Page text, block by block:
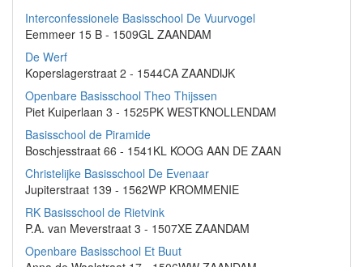
Interconfessionele Basisschool De Vuurvogel
Eemmeer 15 B - 1509GL ZAANDAM
De Werf
Koperslagerstraat 2 - 1544CA ZAANDIJK
Openbare Basisschool Theo Thijssen
Piet Kuiperlaan 3 - 1525PK WESTKNOLLENDAM
Basisschool de Piramide
Boschjesstraat 66 - 1541KL KOOG AAN DE ZAAN
Christelijke Basisschool De Evenaar
Jupiterstraat 139 - 1562WP KROMMENIE
RK Basisschool de Rietvink
P.A. van Meverstraat 3 - 1507XE ZAANDAM
Openbare Basisschool Et Buut